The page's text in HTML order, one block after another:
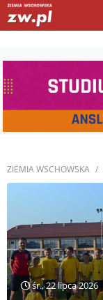
ZIEMIA WSCHOWSKA
śr., 22 lipca 2026